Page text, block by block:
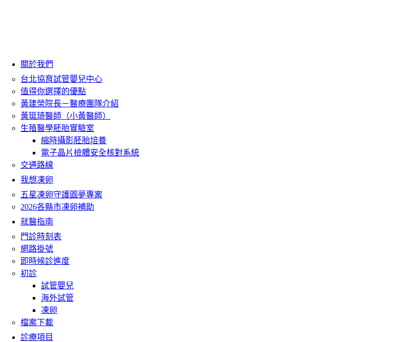
關於我們
台北協育試管嬰兒中心
值得你選擇的優點
黃建榮院長－醫療團隊介紹
黃珽琦醫師（小黃醫師）
生殖醫學胚胎實驗室
縮時攝影胚胎培養
電子晶片檢體安全核對系統
交通路線
我想凍卵
五星凍卵守護圓夢專案
2026各縣市凍卵補助
就醫指南
門診時刻表
網路掛號
即時候診進度
初診
試管嬰兒
海外試管
凍卵
檔案下載
診療項目